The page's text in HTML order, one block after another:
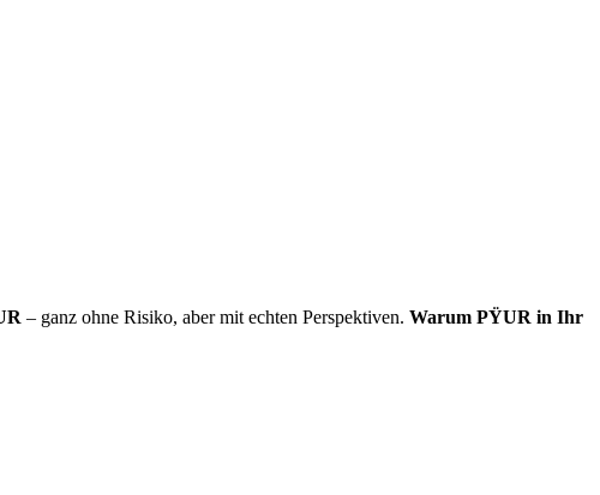
– ganz ohne Risiko, aber mit echten Perspektiven. Warum PΫUR in Ihr